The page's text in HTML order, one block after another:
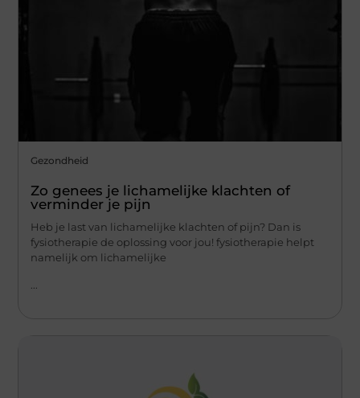
Gezondheid
Zo genees je lichamelijke klachten of
verminder je pijn
Heb je last van lichamelijke klachten of pijn? Dan is
fysiotherapie de oplossing voor jou! fysiotherapie helpt
namelijk om lichamelijke